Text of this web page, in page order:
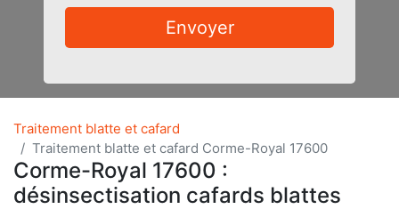
Envoyer
Traitement blatte et cafard
Traitement blatte et cafard Corme-Royal 17600
Corme-Royal 17600 :
désinsectisation cafards blattes